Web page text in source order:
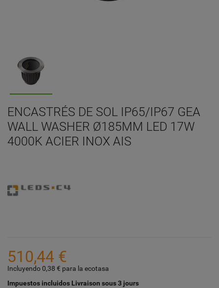
ENCASTRÉS DE SOL IP65/IP67 GEA
WALL WASHER Ø185MM LED 17W
4000K ACIER INOX AIS
510,44 €
Incluyendo 0,38 € para la ecotasa
Impuestos incluidos Livraison sous 3 jours